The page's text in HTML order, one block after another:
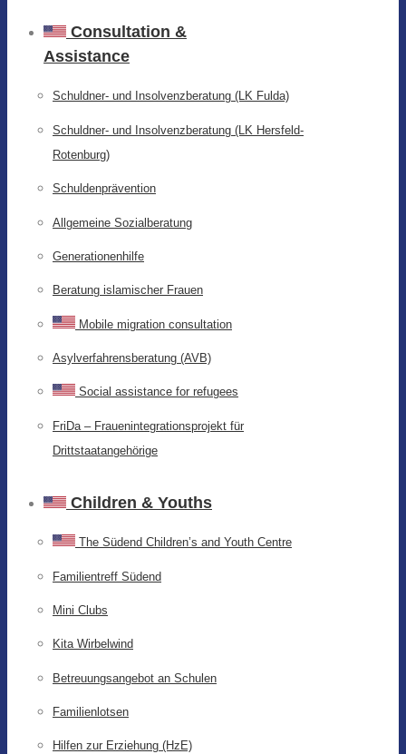
Consultation &
Assistance
Schuldner- und Insolvenzberatung (LK Fulda)
Schuldner- und Insolvenzberatung (LK Hersfeld-
Rotenburg)
Schuldenprävention
Allgemeine Sozialberatung
Generationenhilfe
Beratung islamischer Frauen
Mobile migration consultation
Asylverfahrensberatung (AVB)
Social assistance for refugees
FriDa – Frauenintegrationsprojekt für
Drittstaatangehörige
Children & Youths
The Südend Children’s and Youth Centre
Familientreff Südend
Mini Clubs
Kita Wirbelwind
Betreuungsangebot an Schulen
Familienlotsen
Hilfen zur Erziehung (HzE)